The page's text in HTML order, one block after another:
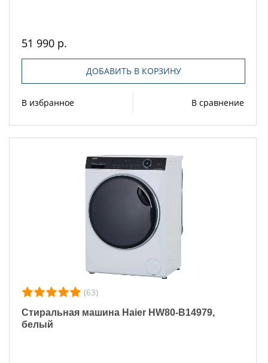
51 990 р.
ДОБАВИТЬ В КОРЗИНУ
В избранное В сравнение
(63)
Стиральная машина Haier HW80-B14979,
белый